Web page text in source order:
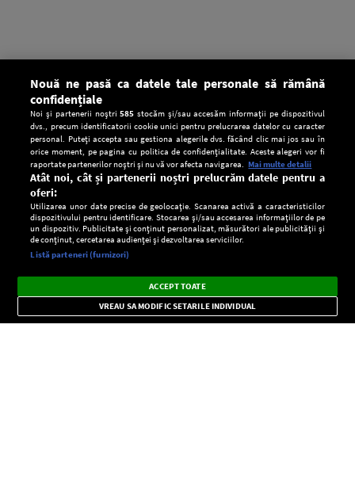
CONFIDENŢIALITATE
Setări:
Dark
Mode
Radio live, podcasturi, știri și alerte
importante.
×
Nouă ne pasă ca datele tale personale să rămână
confidențiale
Noi și partenerii noștri585 stocăm și/sau accesăm informații pe dispozitivul
dvs., precum identificatorii cookie unici pentru prelucrarea datelor cu caracter
personal. Puteți accepta sau gestiona alegerile dvs. făcând clic mai jos sau în
orice moment, pe pagina cu politica de confidențialitate. Aceste alegeri vor fi
raportate partenerilor noștri și nu vă vor afecta navigarea. Mai multe detalii
Atât noi, cât și partenerii noștri prelucrăm datele pentru a
oferi:
Utilizarea unor date precise de geolocație. Scanarea activă a caracteristicilor
dispozitivului pentru identificare. Stocarea și/sau accesarea informațiilor de pe
un dispozitiv. Publicitate și conținut personalizat, măsurători ale publicității și
de conținut, cercetarea audienței și dezvoltarea serviciilor.
Listă parteneri (furnizori)
ACCEPT TOATE
VREAU SA MODIFIC SETARILE INDIVIDUAL